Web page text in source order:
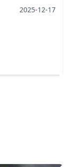
2025-12-17